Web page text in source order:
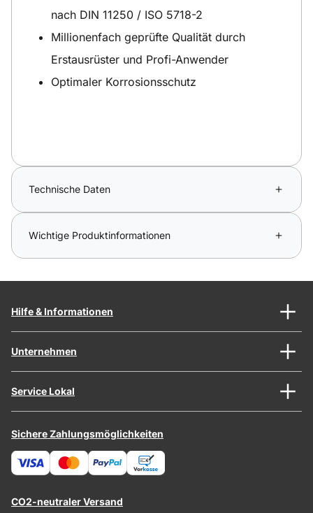
nach DIN 11250 / ISO 5718-2
Millionenfach geprüfte Qualität durch
Erstausrüster und Profi-Anwender
Optimaler Korrosionsschutz
Technische Daten
Wichtige Produktinformationen
Hilfe & Informationen
Unternehmen
Service Lokal
Sichere Zahlungsmöglichkeiten
CO2-neutraler Versand